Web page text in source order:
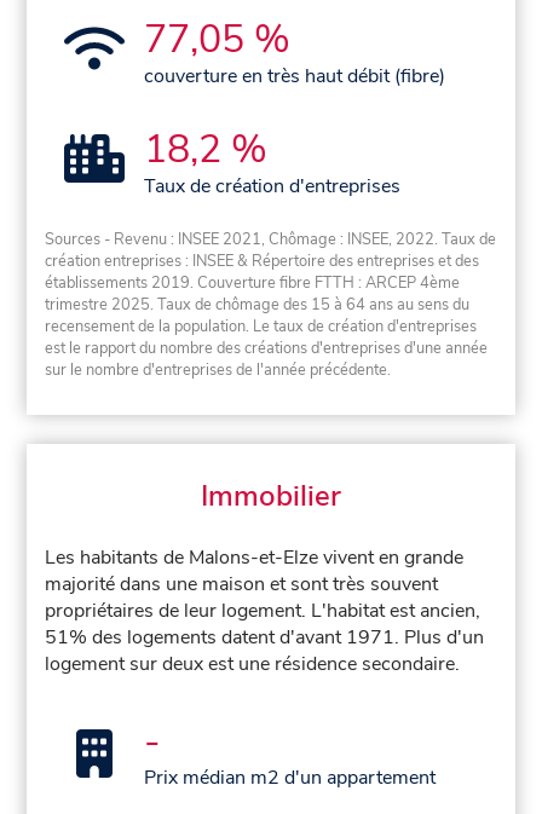
77,05 %
couverture en très haut débit (fibre)
18,2 %
Taux de création d'entreprises
Sources - Revenu : INSEE 2021, Chômage : INSEE, 2022. Taux de
création entreprises : INSEE & Répertoire des entreprises et des
établissements 2019. Couverture fibre FTTH : ARCEP 4ème
trimestre 2025. Taux de chômage des 15 à 64 ans au sens du
recensement de la population. Le taux de création d'entreprises
est le rapport du nombre des créations d'entreprises d'une année
sur le nombre d'entreprises de l'année précédente.
Immobilier
Les habitants de Malons-et-Elze vivent en grande
majorité dans une maison et sont très souvent
propriétaires de leur logement. L'habitat est ancien,
51% des logements datent d'avant 1971. Plus d'un
logement sur deux est une résidence secondaire.
-
Prix médian m2 d'un appartement